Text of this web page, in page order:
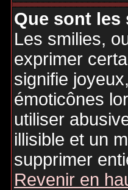
Que sont les
Les smilies,
exprimer
signifie
émoticônes
utiliser
illisible et un
supprimer
Revenir en